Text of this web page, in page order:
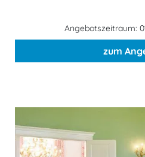
Angebotszeitraum:
zum